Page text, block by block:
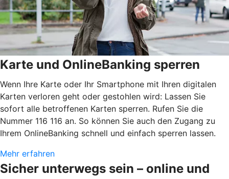
Karte und OnlineBanking sperren
Wenn Ihre Karte oder Ihr Smartphone mit Ihren digitalen
Karten verloren geht oder gestohlen wird: Lassen Sie
sofort alle betroffenen Karten sperren. Rufen Sie die
Nummer 116 116 an. So können Sie auch den Zugang zu
Ihrem OnlineBanking schnell und einfach sperren lassen.
Mehr erfahren
Sicher unterwegs sein – online und